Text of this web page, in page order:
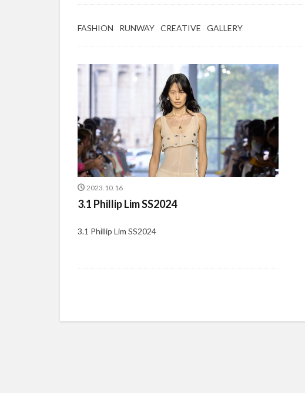
FASHION RUNWAY CREATIVE GALLERY
2023.10.16
3.1 Phillip Lim SS2024
3.1 Phillip Lim SS2024